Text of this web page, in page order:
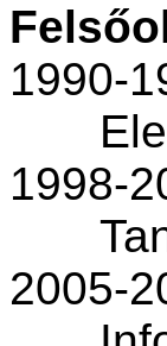
1990-
1998-
2005-